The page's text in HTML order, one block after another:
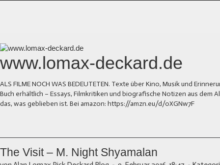
www.lomax-deckard.de
ALS FILME NOCH WAS BEDEUTETEN. Texte über Kino, Musik und
Buch erhältlich – Essays, Filmkritiken und biografische Notizen aus dem
das, was geblieben ist. Bei amazon: https://amzn.eu/d/0XGNw7F
The Visit – M. Night Shyamalan